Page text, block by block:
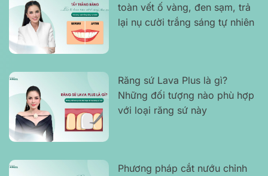
toàn vết ố vàng, đen sạm, trả
lại nụ cười trắng sáng tự nhiên
Răng sứ Lava Plus là gì?
Những đối tượng nào phù hợp
với loại răng sứ này
Phương pháp cắt nướu chỉnh